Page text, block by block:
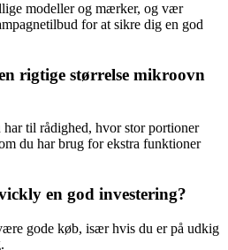
modeller og mærker, og vær
for at sikre dig en god
rigtige størrelse mikroovn
til rådighed, hvor stor portioner
du har brug for ekstra funktioner
en god investering?
gode køb, især hvis du er på udkig